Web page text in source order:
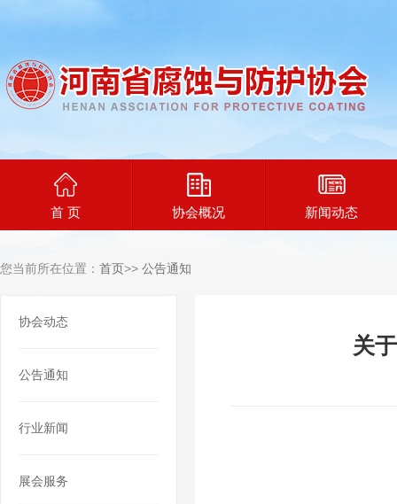
首 页 协会概况 新闻动态
您当前所在位置： 首页>> 公告通知
协会动态
公告通知
行业新闻
展会服务
关